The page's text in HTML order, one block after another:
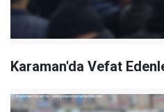
Karaman'da Vefat